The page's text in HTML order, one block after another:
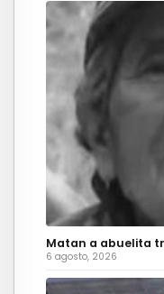
Matan a abuelita
6 agosto, 2026